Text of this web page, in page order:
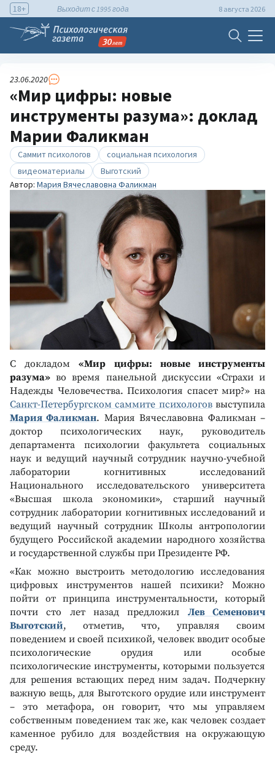
18+ Выходит с 1995 года 8 августа 2026
23.06.2020
«Мир цифры: новые
инструменты разума»: доклад
Марии Фаликман
Саммит психологов
социальная психология
видеоматериалы
Выготский
Автор: Мария Вячеславовна Фаликман
С докладом«Мир цифры: новые инструменты
разума» во время панельной дискуссии «Страхи и
Надежды Человечества. Психология спасет мир?» на
Санкт-Петербургском саммите психологоввыступила
Мария Фаликман. Мария Вячеславовна Фаликман –
доктор психологических наук, руководитель
департамента психологии факультета социальных
наук и ведущий научный сотрудник научно-учебной
лаборатории когнитивных исследований
Национального исследовательского университета
«Высшая школа экономики», старший научный
сотрудник лаборатории когнитивных исследований и
ведущий научный сотрудник Школы антропологии
будущего Российской академии народного хозяйства
и государственной службы при Президенте РФ.
«Как можно выстроить методологию исследования
цифровых инструментов нашей психики? Можно
пойти от принципа инструментальности, который
почти сто лет назад предложил Лев Семенович
Выготский, отметив, что, управляя своим
поведением и своей психикой, человек вводит особые
психологические орудия или особые
психологические инструменты, которыми пользуется
для решения встающих перед ним задач. Подчеркну
важную вещь, для Выготского орудие или инструмент
– это метафора, он говорит, что мы управляем
собственным поведением так же, как человек создает
каменное рубило для воздействия на окружающую
среду.